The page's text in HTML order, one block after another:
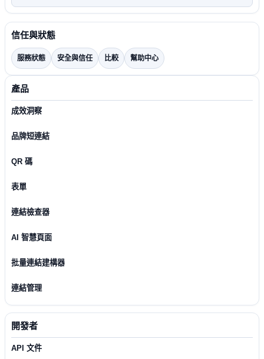
信任與狀態
服務狀態 安全與信任 比較 幫助中心
產品
成效洞察
品牌短連結
QR 碼
表單
連結檢查器
AI 智慧頁面
批量連結建構器
連結管理
開發者
API 文件